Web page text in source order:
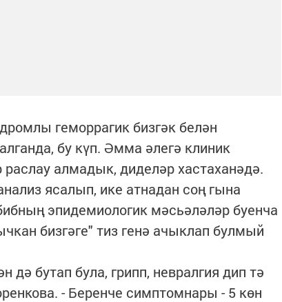
геморрагик бизгәк белән
бу күп. Әмма әлегә клиник
раслау алмадык, диделәр хастаханәдә.
ясалып, ике атнадан соң гына
эпидемиологик мәсьәләләр буенча
бизгәге" тиз генә ачыклап булмый
дә бутап була, грипп, невралгия дип тә
- Беренче симптомнары - 5 көн